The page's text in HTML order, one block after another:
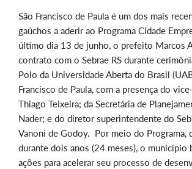
São Francisco de Paula é um dos mais
gaúchos a aderir ao Programa Cidade
último dia 13 de junho, o prefeito Marcos
contrato com o Sebrae RS durante
Polo da Universidade Aberta do Brasil
Francisco de Paula, com a presença do
Thiago Teixeira; da Secretária de
Nader; e do diretor superintendente do
Vanoni de Godoy. Por meio do Programa,
durante dois anos (24 meses), o município
ações para acelerar seu processo de